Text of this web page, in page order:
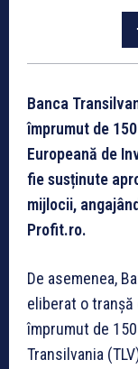
Banca
împrumut de
Europeană de
fie susținute
mijlocii,
Profit.ro.
De asemenea,
eliberat o
împrumut de
Transilvania